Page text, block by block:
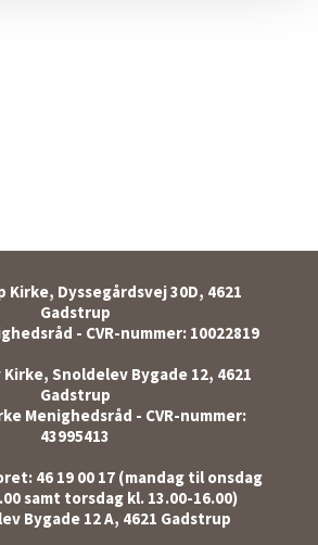
Dyssegårdsvej 30D, 4621
Gadstrup
- CVR-nummer: 10022819
Snoldelev Bygade 12, 4621
Gadstrup
Menighedsråd - CVR-nummer:
43995413
46 19 00 17 (mandag til onsdag
samt torsdag kl. 13.00-16.00)
Bygade 12 A, 4621 Gadstrup